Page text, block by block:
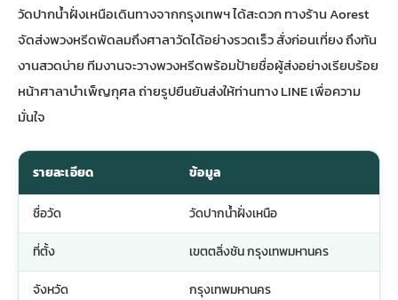
วัดปากน้ำฝั่งเหนือเดินทางจากกรุงเทพฯ ได้สะดวก ทางร้าน Aorest
จัดส่งพวงหรีดพัดลมถึงศาลาวัดได้อย่างรวดเร็ว สั่งก่อนเที่ยง ถึงทัน
งานสวดบ่าย ทีมงานจะวางพวงหรีดพร้อมป้ายชื่อผู้ส่งอย่างเรียบร้อย
หน้าศาลาบำเพ็ญกุศล ถ่ายรูปยืนยันส่งให้ท่านทาง LINE เพื่อความ
มั่นใจ
รายละเอียด ข้อมูล
ชื่อวัด วัดปากน้ำฝั่งเหนือ
ที่ตั้ง เขตตลิ่งชัน กรุงเทพมหานคร
จังหวัด กรุงเทพมหานคร